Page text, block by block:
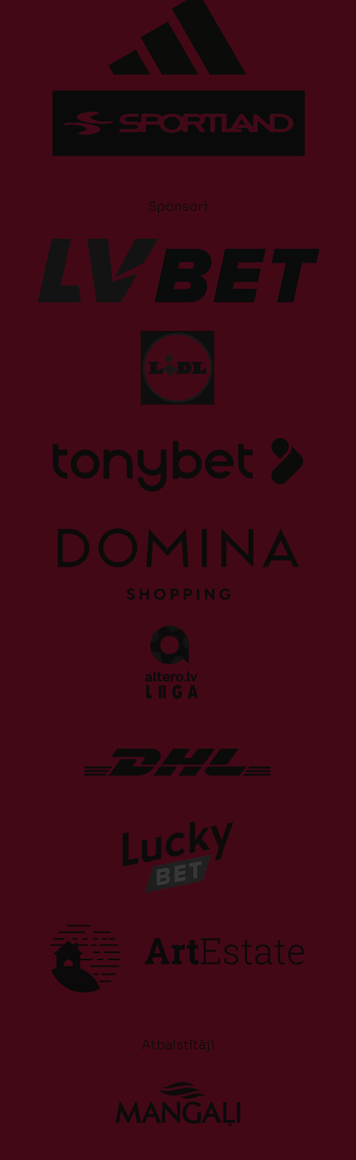
Sponsori
Atbalstītāji